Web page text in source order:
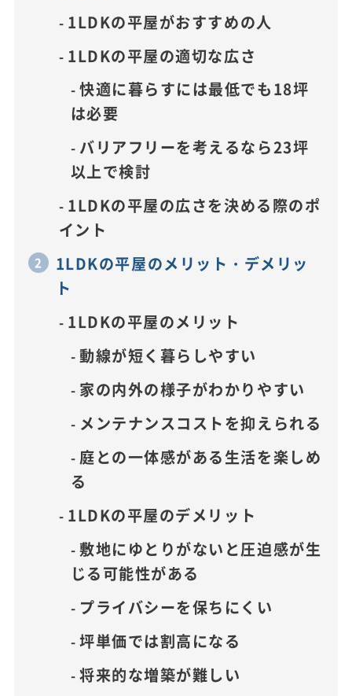
1LDKの平屋がおすすめの人
1LDKの平屋の適切な広さ
快適に暮らすには最低でも18坪
は必要
バリアフリーを考えるなら23坪
以上で検討
1LDKの平屋の広さを決める際のポ
イント
1LDKの平屋のメリット・デメリッ
ト
1LDKの平屋のメリット
動線が短く暮らしやすい
家の内外の様子がわかりやすい
メンテナンスコストを抑えられる
庭との一体感がある生活を楽しめ
る
1LDKの平屋のデメリット
敷地にゆとりがないと圧迫感が生
じる可能性がある
プライバシーを保ちにくい
坪単価では割高になる
将来的な増築が難しい